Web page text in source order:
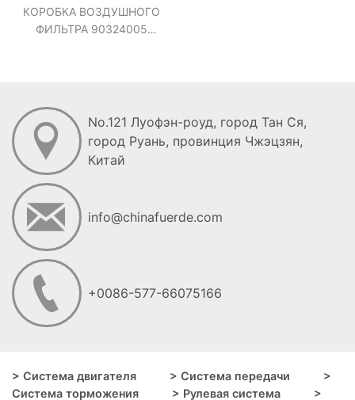
КОРОБКА ВОЗДУШНОГО
ФИЛЬТРА 90324005
No.121 Луофэн-роуд, город Тан Ся,
город Руань, провинция Чжэцзян,
Китай
info@chinafuerde.com
+0086-577-66075166
> Система двигателя > Система передачи
>
Система торможения
> Рулевая система >